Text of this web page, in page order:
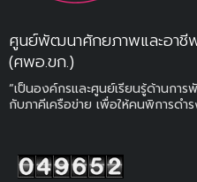
ศูนย์พัฒนาศักยภาพและอา
(ศพอ.ขก.)
“เป็นองค์กรและศูนย์เรียนรู้ด้านก
กับภาคีเครือข่าย เพื่อให้คนพิการดำ